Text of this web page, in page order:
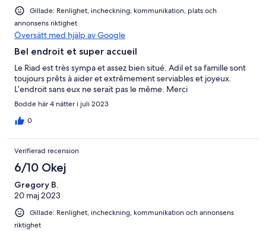
Gillade: Renlighet, incheckning, kommunikation, plats och
annonsens riktighet
Översätt med hjälp av Google
Bel endroit et super accueil
Le Riad est très sympa et assez bien situé. Adil et sa famille sont
toujours prêts à aider et extrêmement serviables et joyeux.
L’endroit sans eux ne serait pas le même. Merci
Bodde här 4 nätter i juli 2023
0
Verifierad recension
6/10 Okej
Gregory B.
20 maj 2023
Gillade: Renlighet, incheckning, kommunikation och annonsens
riktighet